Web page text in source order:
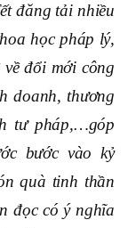
đăng tải nhiều
học pháp lý,
đổi mới công
doanh, thương
tư pháp,…góp
bước vào kỷ
quà tinh thần
đọc có ý nghĩa